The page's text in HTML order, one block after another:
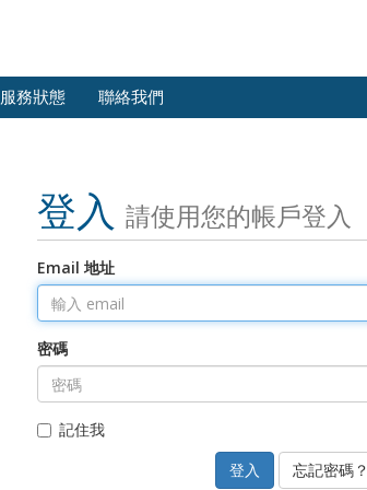
服務狀態 聯絡我們
登入 請使用您的帳戶登入
Email 地址
密碼
記住我
忘記密碼？